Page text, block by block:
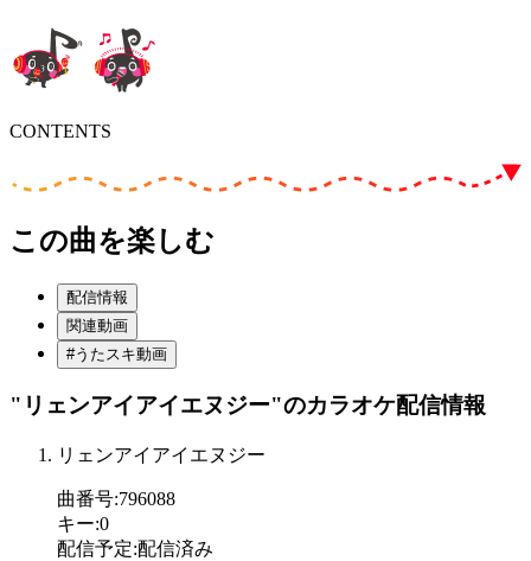
CONTENTS
この曲を楽しむ
配信情報
関連動画
#うたスキ動画
"リェンアイアイエヌジー"のカラオケ配信情報
リェンアイアイエヌジー
曲番号:796088
キー:0
配信予定:配信済み